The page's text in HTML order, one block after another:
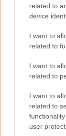
related to
device
I want to
related to
I want to
related to
I want to
related to
user